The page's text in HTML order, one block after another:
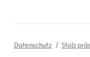
Datenschutz Stolz